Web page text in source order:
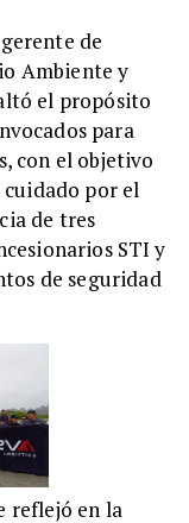
de
Ambiente y
el propósito
para
con el objetivo
por el
de tres
STI y
de seguridad
reflejó en la